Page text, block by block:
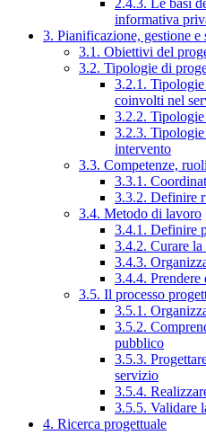
2.4.3. Le basi
informativa
3. Pianificazione, gestione e
3.1. Obiettivi del
3.2. Tipologie di
3.2.1.
coinvolti nel
3.2.2.
3.2.3.
intervento
3.3. Competenze,
3.3.1.
3.3.2. Definire
3.4. Metodo di lavoro
3.4.1. Definire
3.4.2. Curare
3.4.3.
3.4.4. Prendere
3.5. Il processo
3.5.1.
3.5.2.
pubblico
3.5.3.
servizio
3.5.4.
3.5.5. Validare
4. Ricerca progettuale